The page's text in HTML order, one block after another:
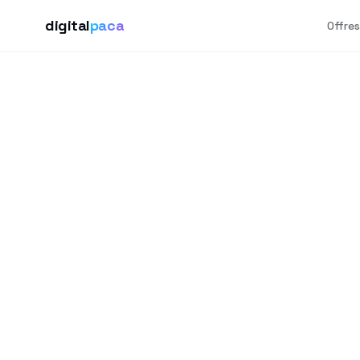
digitalpaca Offres